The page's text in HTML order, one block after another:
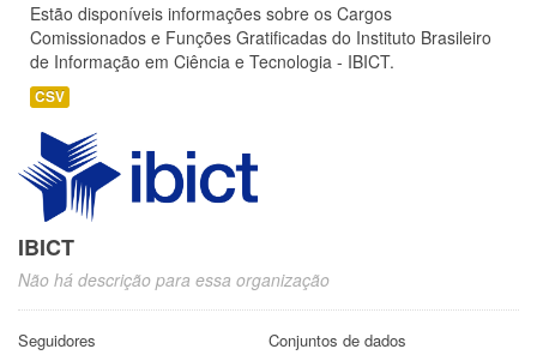
Estão disponíveis informações sobre os Cargos
Comissionados e Funções Gratificadas do Instituto Brasileiro
de Informação em Ciência e Tecnologia - IBICT.
CSV
IBICT
Não há descrição para essa organização
Seguidores Conjuntos de dados